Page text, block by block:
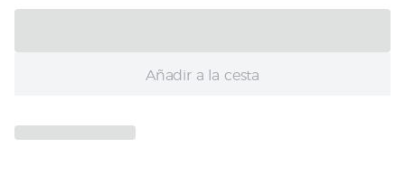
Añadir a la cesta